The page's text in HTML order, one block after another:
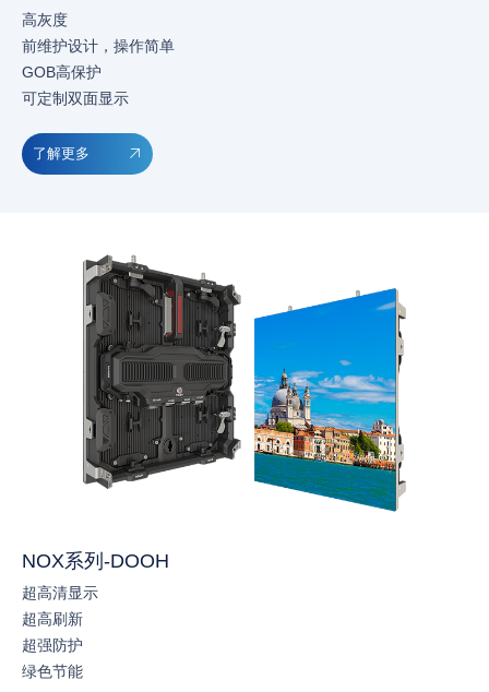
高灰度
前维护设计，操作简单
GOB高保护
可定制双面显示
了解更多
NOX系列-DOOH
超高清显示
超高刷新
超强防护
绿色节能